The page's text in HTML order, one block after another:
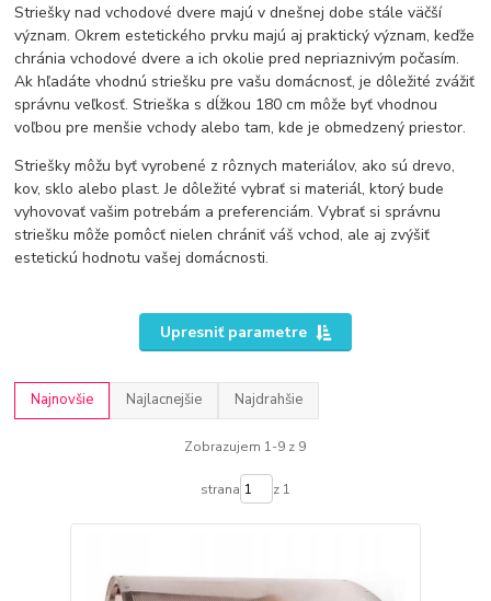
Striešky nad vchodové dvere majú v dnešnej dobe stále väčší
význam. Okrem estetického prvku majú aj praktický význam, keďže
chránia vchodové dvere a ich okolie pred nepriaznivým počasím.
Ak hľadáte vhodnú striešku pre vašu domácnosť, je dôležité zvážiť
správnu veľkosť. Strieška s dĺžkou 180 cm môže byť vhodnou
voľbou pre menšie vchody alebo tam, kde je obmedzený priestor.
Striešky môžu byť vyrobené z rôznych materiálov, ako sú drevo,
kov, sklo alebo plast. Je dôležité vybrať si materiál, ktorý bude
vyhovovať vašim potrebám a preferenciám. Vybrať si správnu
striešku môže pomôcť nielen chrániť váš vchod, ale aj zvýšiť
estetickú hodnotu vašej domácnosti.
Upresniť parametre
Najnovšie Najlacnejšie Najdrahšie
Zobrazujem 1-9 z 9
strana z 1